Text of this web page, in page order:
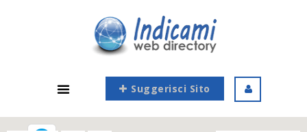
Suggerisci Sito